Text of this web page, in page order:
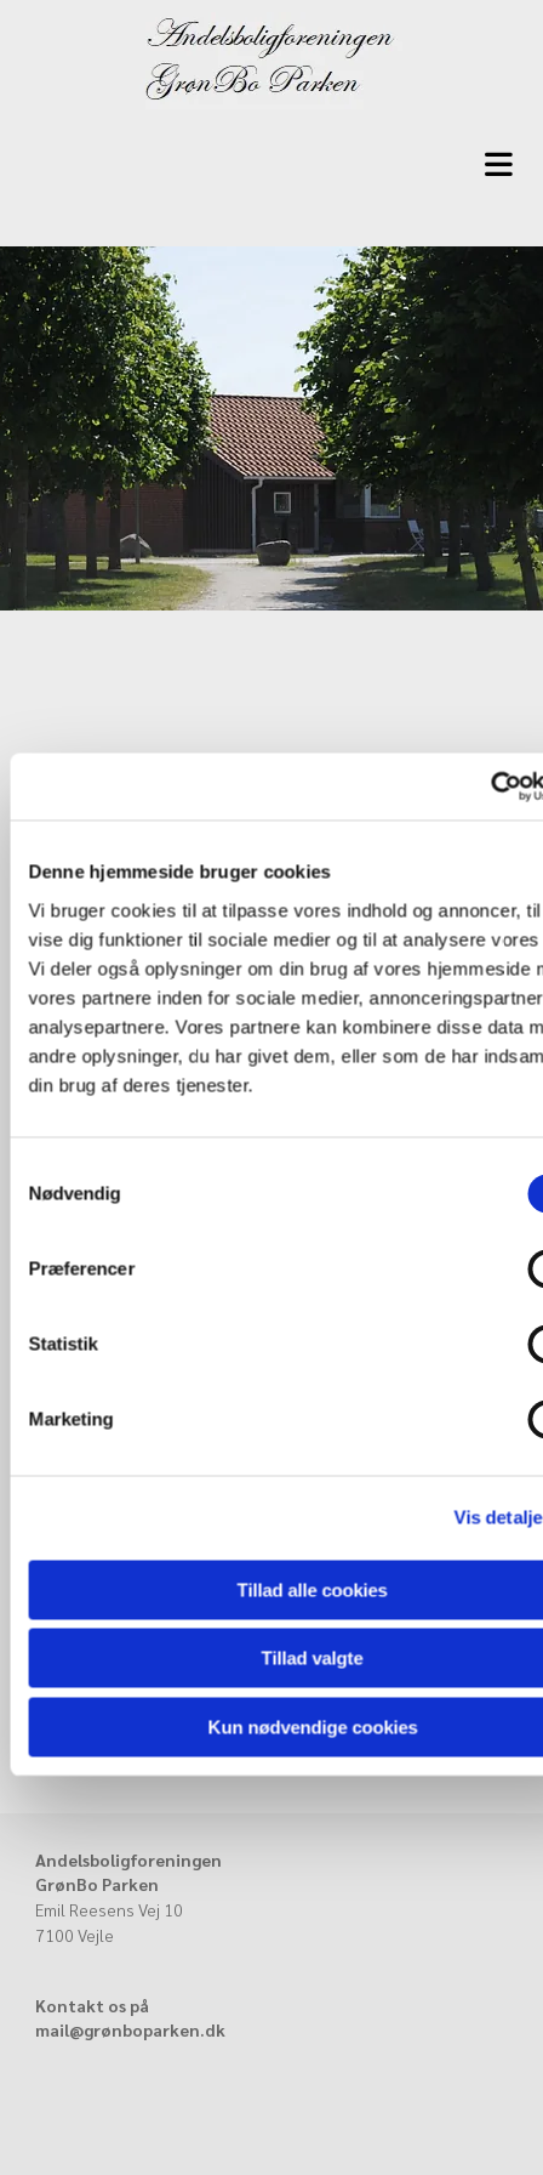
Denne hjemmeside bruger cookies
Vi bruger cookies til at tilpasse vores indhold og annoncer,
vise dig funktioner til sociale medier og til at analysere
Vi deler også oplysninger om din brug af vores hjemmeside
vores partnere inden for sociale medier,
analysepartnere. Vores partnere kan kombinere disse data
andre oplysninger, du har givet dem, eller som de har
din brug af deres tjenester.
Nødvendig
Præferencer
Statistik
Marketing
Vis
Tillad alle cookies
Tillad valgte
Kun nødvendige cookies
Ydelse
87,0 m2
1.057.797 kr
99,0 m2
1.203.703 kr
Indeholdt i
Betalt renovation
Beløb til vedligeholdelse af fælleshus
Sønderdalens grundejerforening
Kollektiv ulykkesforsikring for beboere der laver
frivilligt arbejde for afdelingen.
Andelsboligforeningen
GrønBo Parken
Emil Reesens Vej 10
7100 Vejle
Kontakt os på
mail@grønboparken.dk